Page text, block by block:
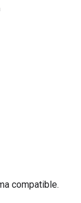
compatible.